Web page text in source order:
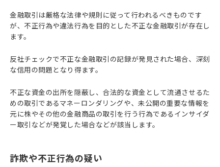
金融取引は厳格な法律や規則に従って行われるべきものです
が、不正行為や違法行為を目的とした不正な金融取引が存在し
ます。
反社チェックで不正な金融取引の記録が発見された場合、深刻
な信用の問題となり得ます。
不正な資金の出所を隠蔽し、合法的な資金として流通させるた
めの取引であるマネーロンダリングや、未公開の重要な情報を
元に株やその他の金融商品の取引を行う行為であるインサイダ
ー取引などが発覚した場合などが該当します。
詐欺や不正行為の疑い